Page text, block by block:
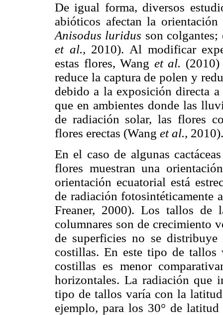
De igual forma, diversos
abióticos afectan la
Anisodus luridus son colgantes;
et al., 2010). Al modificar
estas flores, Wang et al.
reduce la captura de polen y
debido a la exposición directa
que en ambientes donde las
de radiación solar, las flores
flores erectas (Wang et al., 2010).
En el caso de algunas
flores muestran una
orientación ecuatorial está
de radiación
Freaner, 2000). Los tallos de
columnares son de crecimiento
de superficies no se
costillas. En este tipo de tallos
costillas es menor
horizontales. La radiación que
tipo de tallos varía con la
ejemplo, para los 30° de